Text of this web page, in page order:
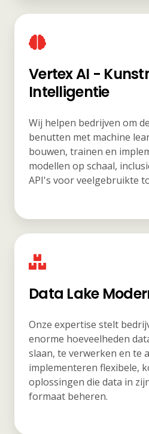
Vertex AI -
Intelligentie
Wij helpen bedrijven om
benutten met machine
bouwen, trainen en
modellen op schaal,
API's voor veelgebruikte
Data Lake
Onze expertise stelt
enorme hoeveelheden
slaan, te verwerken en te
implementeren flexibele,
oplossingen die data in
formaat beheren.